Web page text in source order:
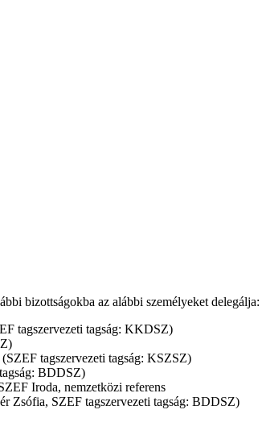
bizottságokba az alábbi személyeket delegálja:
tagszervezeti tagság: KKDSZ)
tagszervezeti tagság: KSZSZ)
BDDSZ)
Iroda, nemzetközi referens
Zsófia, SZEF tagszervezeti tagság: BDDSZ)